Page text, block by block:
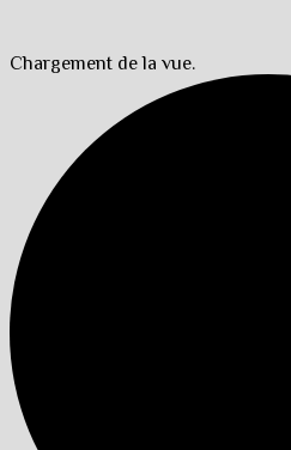
Chargement de la vue.